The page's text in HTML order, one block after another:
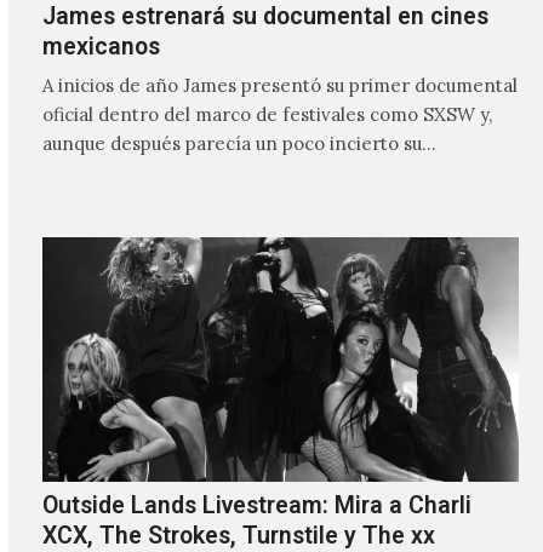
James estrenará su documental en cines
mexicanos
A inicios de año James presentó su primer documental
oficial dentro del marco de festivales como SXSW y,
aunque después parecía un poco incierto su…
Outside Lands Livestream: Mira a Charli
XCX, The Strokes, Turnstile y The xx